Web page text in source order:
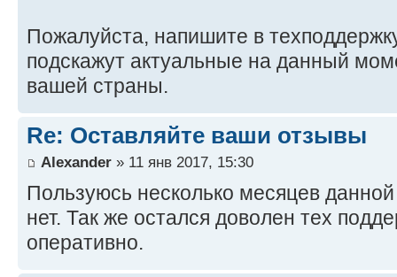
Пожалуйста, напишите в
подскажут актуальные на данный
вашей страны.
Re: Оставляйте ваши отзывы
Alexander » 11 янв 2017, 15:30
Пользуюсь несколько месяцев
нет. Так же остался доволен тех
оперативно.